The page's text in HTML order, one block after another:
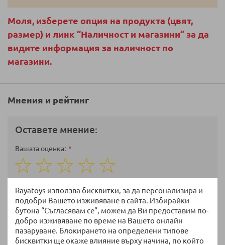
Rayatoys използва бисквитки, за да персонализира и
подобри Вашето изживяване в сайта. Избирайки
бутона “Съгласявам се”, можем да Ви предоставим по-
добро изживяване по време на Вашето онлайн
пазаруване. Блокирането на определени типове
бисквитки ще окаже влияние върху начина, по който
Моля, изберете опция на продукта (цвят,
размер) и линк “Наличност и магазини” за да
видите информация за наличност по
магазини.
Мнения и рейтинг
Оставете мнение:
Вашата оценка
1
star
2
stars
3
stars
4
stars
5
stars
Име
Избрани артикули